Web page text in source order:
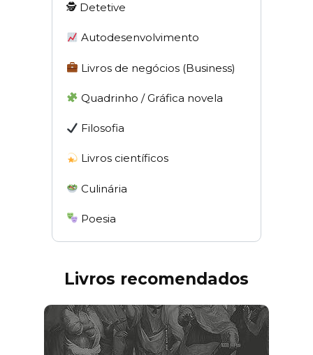
🕵 Detetive
Autodesenvolvimento
Livros de negócios (Business)
Quadrinho / Gráfica novela
Filosofia
Livros científicos
Culinária
Poesia
Livros recomendados